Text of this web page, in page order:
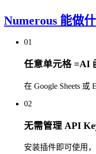
Numerous 能做什
01
任意单元格 =AI
在 Google Sheets 或
02
无需管理 API
安装插件即可使用